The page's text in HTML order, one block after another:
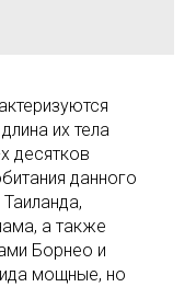
их тела
десятков
данного
а также
Борнео и
мощные, но